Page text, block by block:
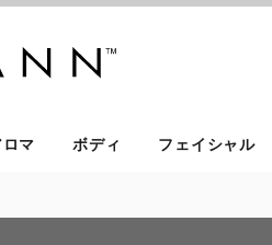
ロマ ボディ フェイシャル